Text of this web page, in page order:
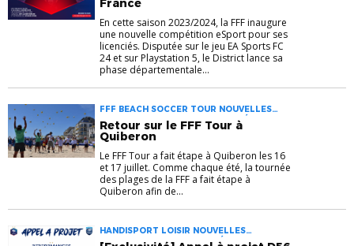
France
En cette saison 2023/2024, la FFF inaugure
une nouvelle compétition eSport pour ses
licenciés. Disputée sur le jeu EA Sports FC
24 et sur Playstation 5, le District lance sa
phase départementale...
FFF BEACH SOCCER TOUR NOUVELLES
PRATIQUES PRATIQUE DIVERSIFIÉE
Retour sur le FFF Tour à
Quiberon
Le FFF Tour a fait étape à Quiberon les 16
et 17 juillet. Comme chaque été, la tournée
des plages de la FFF a fait étape à
Quiberon afin de...
HANDISPORT LOISIR NOUVELLES
PRATIQUES SPORT ADAPTÉ